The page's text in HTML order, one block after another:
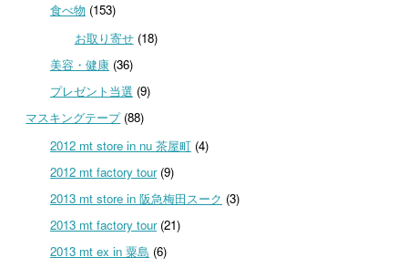
食べ物 (153)
お取り寄せ(18)
美容・健康(36)
プレゼント当選 (9)
マスキングテープ(88)
2012 mt store in nu 茶屋町(4)
2012 mt factory tour(9)
2013 mt store in 阪急梅田スーク (3)
2013 mt factory tour(21)
2013 mt ex in 粟島 (6)